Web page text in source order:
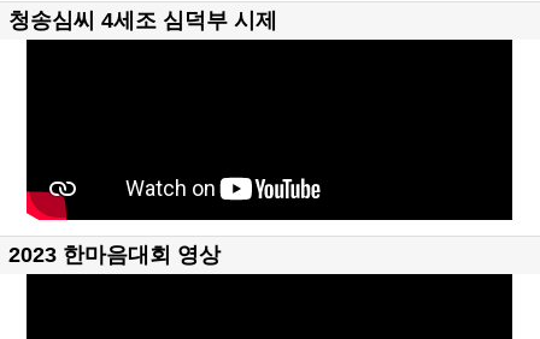
청송심씨 4세조 심덕부 시제
2023 한마음대회 영상